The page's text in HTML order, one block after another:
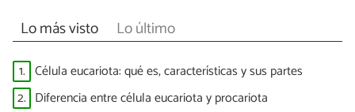
Lo más visto Lo último
1. Célula eucariota: qué es, características y sus partes
2. Diferencia entre célula eucariota y procariota